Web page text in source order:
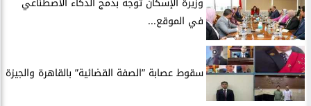
في الموقع...
سقوط عصابة ”الصفة القضائية” بالقاهرة والجيزة